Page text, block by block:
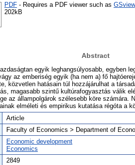
PDF - Requires a PDF viewer such as GSview
202kB
Abstract
egyik leghangsúlyosabb, egyben
az emberiség egyik (ha nem a) fő
közvetlen hatásain túl hozzájárulhat a
magasabb szintű kultúrafogyasztás válik
az állampolgárok szélesebb köre számára.
elméleti és empirikus kutatása régóta a
Article
Faculty of Economics > Department of
Economic development
Economics
2849